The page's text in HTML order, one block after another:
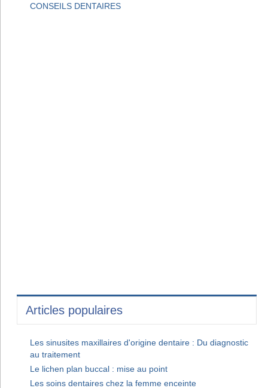
CONSEILS DENTAIRES
Articles populaires
Les sinusites maxillaires d'origine dentaire : Du diagnostic
au traitement
Le lichen plan buccal : mise au point
Les soins dentaires chez la femme enceinte